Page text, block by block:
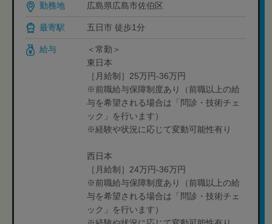
勤務地 広島県広島市佐伯区
最寄駅 五日市 徒歩1分
給与
＜常勤＞
東日本
［月給制］25万円-36万円
※前職給与保障制度あり（前職以上の給
与を希望される場合は「問診・技術チェ
ック」を行います）
※経験や状況に応じて変動可能性有り
西日本
［月給制］24万円-36万円
※前職給与保障制度あり（前職以上の給
与を希望される場合は「問診・技術チェ
ック」を行います）